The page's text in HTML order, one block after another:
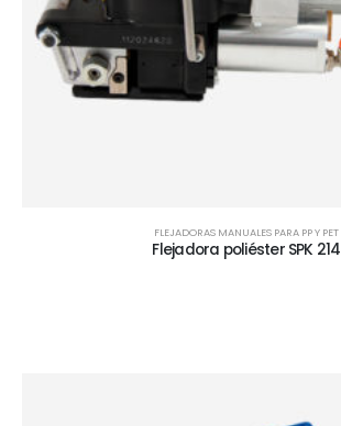
FLEJADORAS MANUALES PARA PP Y PET
Flejadora poliéster SPK 214